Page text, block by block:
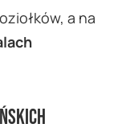
a na